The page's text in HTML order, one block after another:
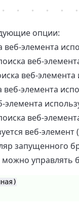
опции:
элемента
веб-
веб-элемента
элемента
веб-
веб-элемент
запущенного
управлять